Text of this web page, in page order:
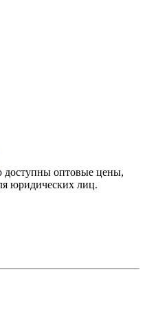
доступны оптовые цены,
юридических лиц.